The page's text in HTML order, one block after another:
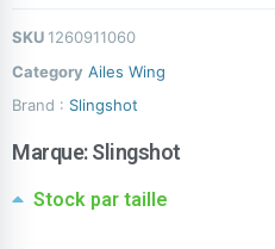
SKU 1260911060
Category Ailes Wing
Brand : Slingshot
Marque:Slingshot
Stock par taille